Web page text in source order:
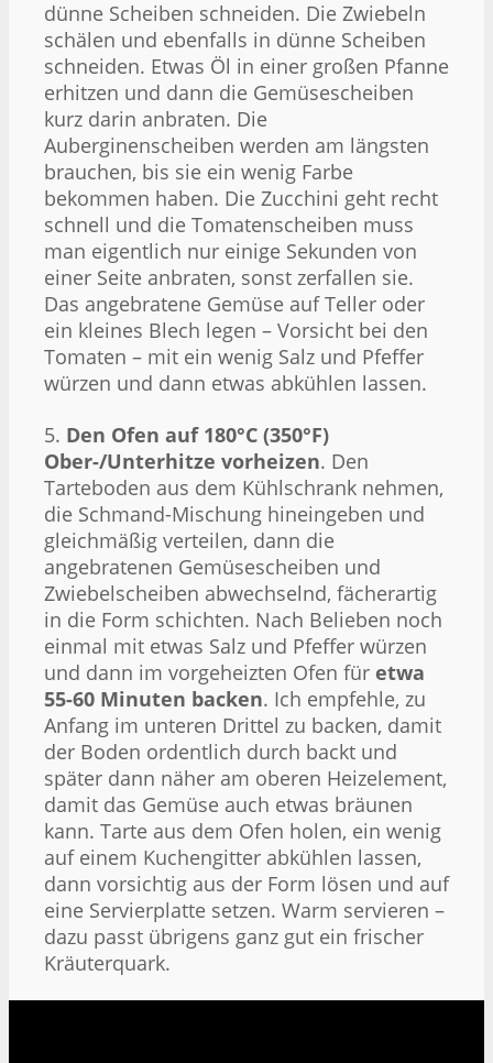
dünne Scheiben schneiden. Die Zwiebeln
schälen und ebenfalls in dünne Scheiben
schneiden. Etwas Öl in einer großen Pfanne
erhitzen und dann die Gemüsescheiben
kurz darin anbraten. Die
Auberginenscheiben werden am längsten
brauchen, bis sie ein wenig Farbe
bekommen haben. Die Zucchini geht recht
schnell und die Tomatenscheiben muss
man eigentlich nur einige Sekunden von
einer Seite anbraten, sonst zerfallen sie.
Das angebratene Gemüse auf Teller oder
ein kleines Blech legen – Vorsicht bei den
Tomaten – mit ein wenig Salz und Pfeffer
würzen und dann etwas abkühlen lassen.
5. Den Ofen auf 180°C (350°F)
Ober-/Unterhitze vorheizen. Den
Tarteboden aus dem Kühlschrank nehmen,
die Schmand-Mischung hineingeben und
gleichmäßig verteilen, dann die
angebratenen Gemüsescheiben und
Zwiebelscheiben abwechselnd, fächerartig
in die Form schichten. Nach Belieben noch
einmal mit etwas Salz und Pfeffer würzen
und dann im vorgeheizten Ofen für etwa
55-60 Minuten backen. Ich empfehle, zu
Anfang im unteren Drittel zu backen, damit
der Boden ordentlich durch backt und
später dann näher am oberen Heizelement,
damit das Gemüse auch etwas bräunen
kann. Tarte aus dem Ofen holen, ein wenig
auf einem Kuchengitter abkühlen lassen,
dann vorsichtig aus der Form lösen und auf
eine Servierplatte setzen. Warm servieren –
dazu passt übrigens ganz gut ein frischer
Kräuterquark.